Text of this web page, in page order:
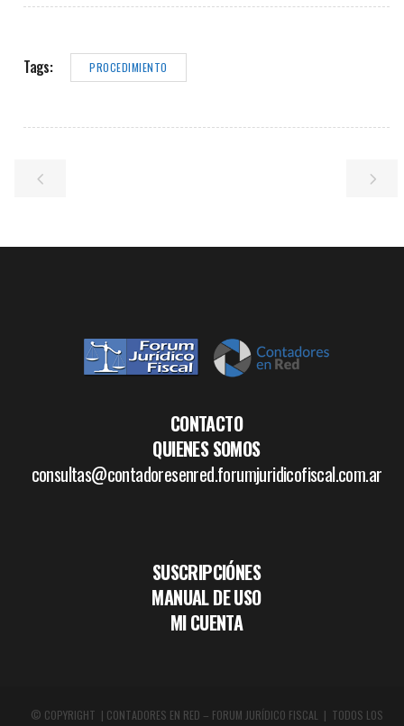
Tags: PROCEDIMIENTO
CONTACTO
QUIENES SOMOS
consultas@contadoresenred.forumjuridicofiscal.com.ar
SUSCRIPCIÓNES
MANUAL DE USO
MI CUENTA
© COPYRIGHT | CONTADORES EN RED – FORUM JURÍDICO FISCAL | TODOS LOS